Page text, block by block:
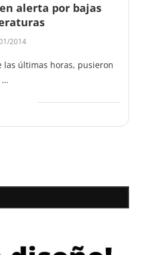
alerta por bajas
2014
las últimas horas, pusieron
…